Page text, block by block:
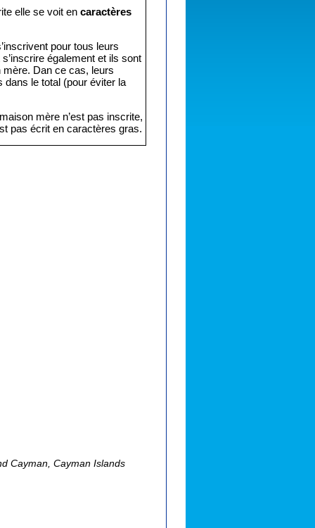
elle se voit en caractères
pour tous leurs
également et ils sont
Dan ce cas, leurs
dans le total (pour éviter la
mère n’est pas inscrite,
pas écrit en caractères gras.
Cayman, Cayman Islands